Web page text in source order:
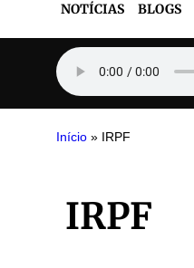
NOTÍCIAS BLOGS
Início » IRPF
IRPF